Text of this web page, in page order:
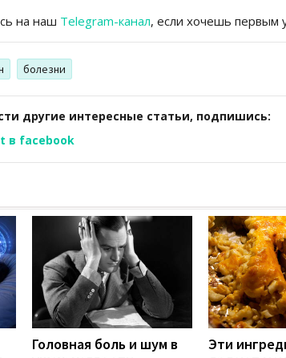
на наш Telegram-канал, если хочешь первым
болезни
другие интересные статьи, подпишись:
в facebook
Головная боль и шум в
Эти